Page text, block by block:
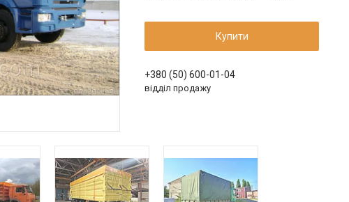
Купити
+380 (50) 600-01-04
відділ продажу